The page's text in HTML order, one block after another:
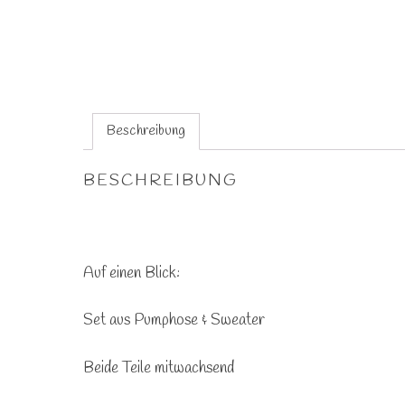
Beschreibung
BESCHREIBUNG
Auf einen Blick:
Set aus Pumphose & Sweater
Beide Teile mitwachsend